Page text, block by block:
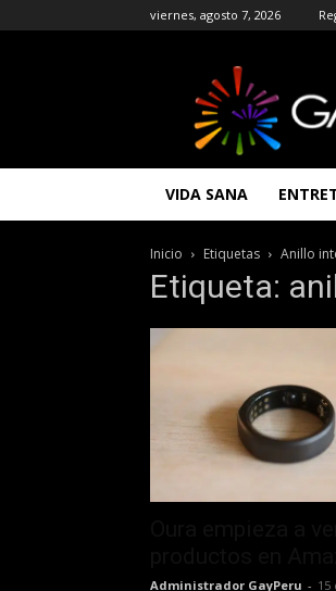
viernes, agosto 7, 2026
VIDA SANA
Inicio Etiquetas Anillo
Etiqueta:
Administrador GayPeru - 15